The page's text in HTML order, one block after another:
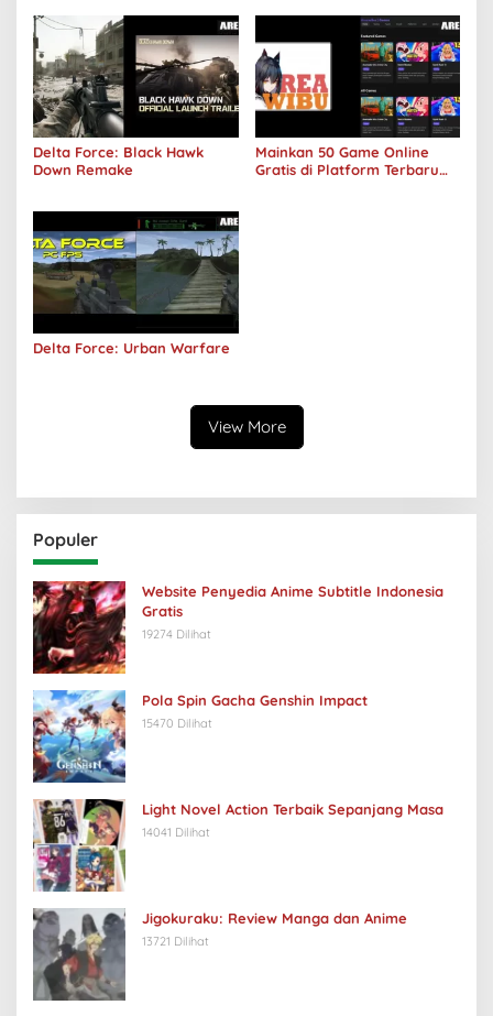
Delta Force: Black Hawk
Down Remake
Mainkan 50 Game Online
Gratis di Platform Terbaru
Delta Force: Urban Warfare
View More
Populer
Website Penyedia Anime Subtitle Indonesia
Gratis
19274 Dilihat
Pola Spin Gacha Genshin Impact
15470 Dilihat
Light Novel Action Terbaik Sepanjang Masa
14041 Dilihat
Jigokuraku: Review Manga dan Anime
13721 Dilihat